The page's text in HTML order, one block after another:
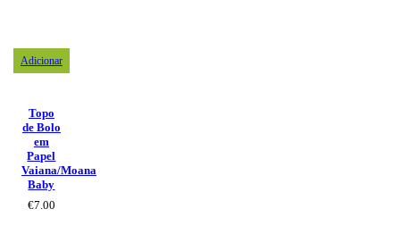
Adicionar
Topo
de Bolo
em
Papel
Vaiana/Moana
Baby
€7.00